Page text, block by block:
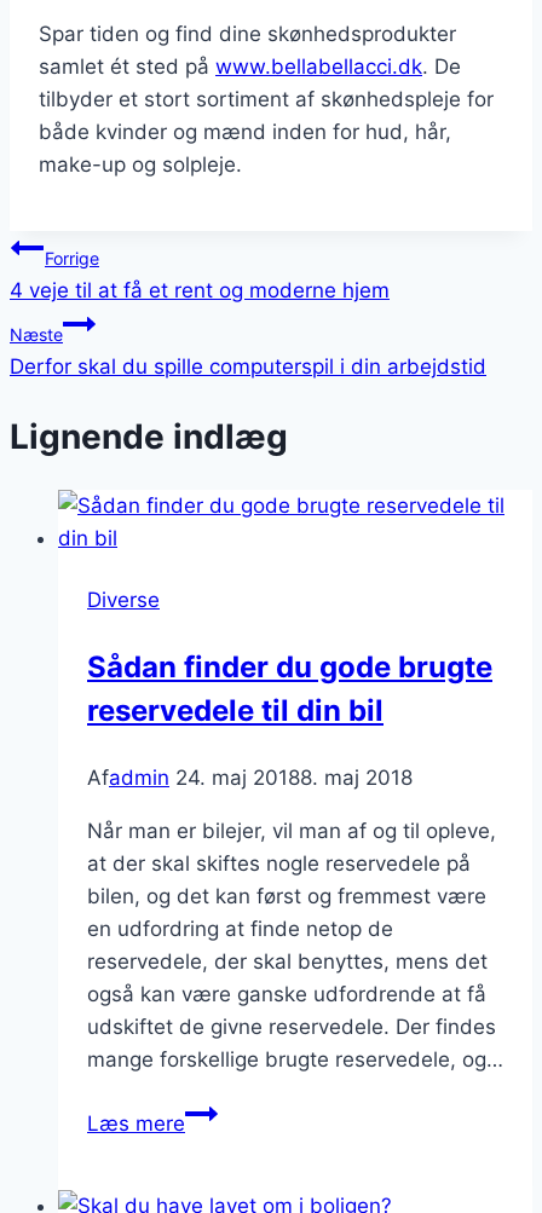
Spar tiden og find dine skønhedsprodukter
samlet ét sted på www.bellabellacci.dk. De
tilbyder et stort sortiment af skønhedspleje for
både kvinder og mænd inden for hud, hår,
make-up og solpleje.
Indlægsnavigation
Forrige
4 veje til at få et rent og moderne hjem
Næste
Derfor skal du spille computerspil i din arbejdstid
Lignende indlæg
Diverse
Sådan finder du gode brugte
reservedele til din bil
Afadmin 24. maj 20188. maj 2018
Når man er bilejer, vil man af og til opleve,
at der skal skiftes nogle reservedele på
bilen, og det kan først og fremmest være
en udfordring at finde netop de
reservedele, der skal benyttes, mens det
også kan være ganske udfordrende at få
udskiftet de givne reservedele. Der findes
mange forskellige brugte reservedele, og…
Læs mereSådan